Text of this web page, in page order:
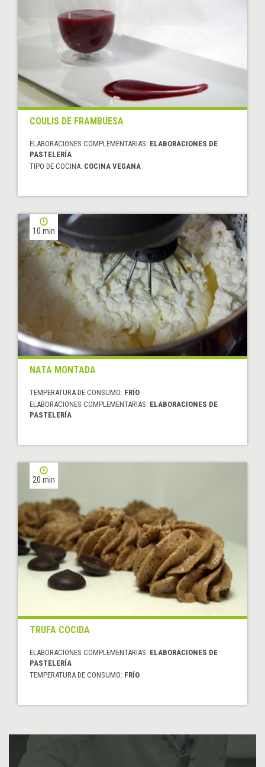
COULIS DE FRAMBUESA
ELABORACIONES COMPLEMENTARIAS: ELABORACIONES DE
PASTELERÍA
TIPO DE COCINA: COCINA VEGANA
10 min
NATA MONTADA
TEMPERATURA DE CONSUMO: FRÍO
ELABORACIONES COMPLEMENTARIAS: ELABORACIONES DE
PASTELERÍA
20 min
TRUFA COCIDA
ELABORACIONES COMPLEMENTARIAS: ELABORACIONES DE
PASTELERÍA
TEMPERATURA DE CONSUMO: FRÍO